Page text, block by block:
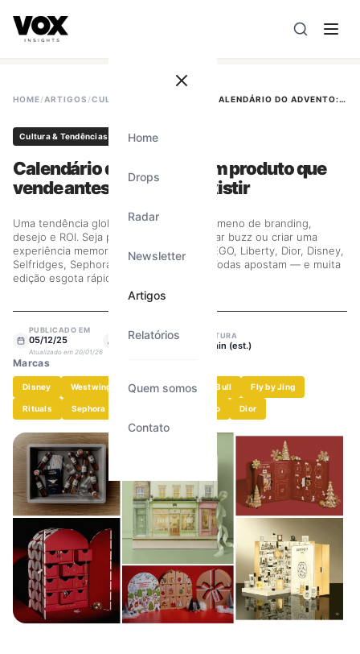
A direção estratégica é liderada por Vanessa Caldas e a
Home
Drops
Radar
Newsletter
Artigos
Relatórios
Quem somos
Contato
HOME/ARTIGOS /CULTURA & TENDÊNCIAS CALENDÁRIO DO ADVENTO: UM PRODUTO QUE VENDE ANTES MESMO DE EXISTIR
Cultura & Tendências
Calendário do advento: um produto que
vende antes mesmo de existir
Uma tendência global que virou um fenômeno de branding,
desejo e ROI. Seja para vender mais, gerar buzz ou criar uma
experiência memorável de fim de ano. LEGO, Liberty, Dior, Disney,
Selfridges, Sephora, Rituals, Westwing. Todas apostam — e muita
edição esgota rápido.
PUBLICADO EM
05/12/25
Atualizado em 20/01/26
ESCRITO POR LEITURA
min (est.)
Marcas
Disney Westwing Burger King Red Bull Fly by Jing
Rituals Sephora O Boticário Dior